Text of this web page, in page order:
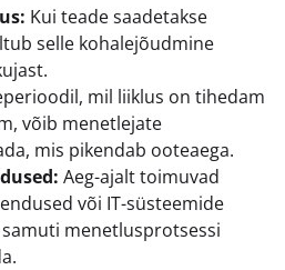
Kui teade saadetakse
selle kohalejõudmine
mil liiklus on tihedam
võib menetlejate
mis pikendab ooteaega.
Aeg-ajalt toimuvad
või IT-süsteemide
menetlusprotsessi